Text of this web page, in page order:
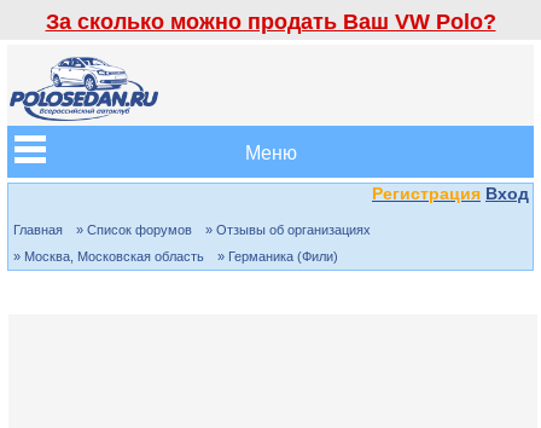
За сколько можно продать Ваш VW Polo?
Меню
Регистрация Вход
Главная » Список форумов
» Отзывы об организациях
» Москва, Московская область
» Германика (Фили)